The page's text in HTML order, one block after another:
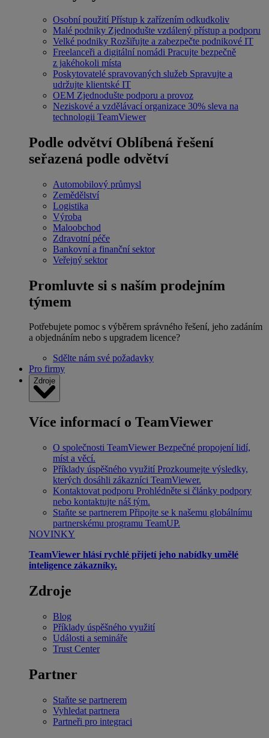
Osobní použití Přístup k zařízením odkudkoliv
Malé podniky Zjednodušte vzdálený přístup a podporu
Velké podniky Rozšiřujte a zabezpečte podnikové IT
Freelanceři a digitální nomádi Pracujte bezpečně
z jakéhokoli místa
Poskytovatelé spravovaných služeb Spravujte a
udržujte klientské IT
OEM Zjednodušte podporu a provoz
Neziskové a vzdělávací organizace 30% sleva na
technologii TeamViewer
Podle odvětví Oblíbená řešení
seřazená podle odvětví
Automobilový průmysl
Zemědělství
Logistika
Výroba
Maloobchod
Zdravotní péče
Bankovní a finanční sektor
Veřejný sektor
Promluvte si s naším prodejním
týmem
Potřebujete pomoc s výběrem správného řešení, jeho zadáním
a objednáním nebo s upgradem licence?
Sdělte nám své požadavky
Pro firmy
Zdroje
Více informací o TeamViewer
O společnosti TeamViewer Bezpečné propojení lidí,
míst a věcí.
Příklady úspěšného využití Prozkoumejte výsledky,
kterých dosáhli zákazníci TeamViewer.
Kontaktovat podporu Prohlédněte si články podpory
nebo kontaktujte náš tým.
Staňte se partnerem Připojte se k našemu globálnímu
partnerskému programu TeamUP.
NOVINKY
TeamViewer hlásí rychlé přijetí jeho nabídky umělé
inteligence zákazníky.
Zdroje
Blog
Příklady úspěšného využití
Události a semináře
Trust Center
Partner
Staňte se partnerem
Vyhledat partnera
Partneři pro integraci